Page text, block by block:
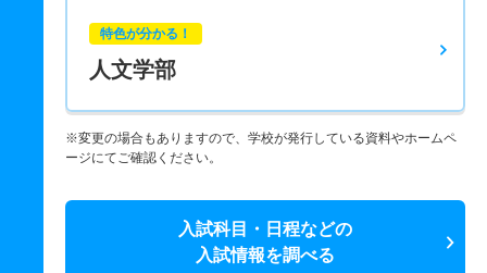
特色が分かる！
人文学部
※変更の場合もありますので、学校が発行している資料やホームペ
ージにてご確認ください。
入試科目・日程などの
入試情報を調べる